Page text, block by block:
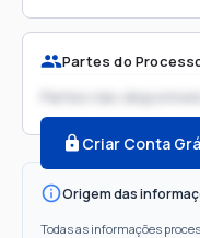
Partes do
Partes não disponíveis
Criar Conta
Origem das
Todas as informações